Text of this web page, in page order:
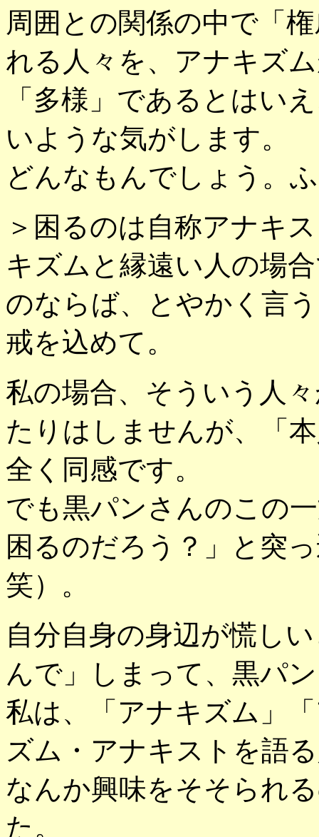
周囲との関係の中で「
れる人々を、アナキズ
「多様」であるとはい
いような気がします。
どんなもんでしょう。
＞困るのは自称アナキ
キズムと縁遠い人の場
のならば、とやかく言
戒を込めて。
私の場合、そういう人
たりはしませんが、「
全く同感です。
でも黒パンさんのこの
困るのだろう？」と突
笑）。
自分自身の身辺が慌し
んで」しまって、黒パ
私は、「アナキズム」
ズム・アナキストを語
なんか興味をそそられ
た。